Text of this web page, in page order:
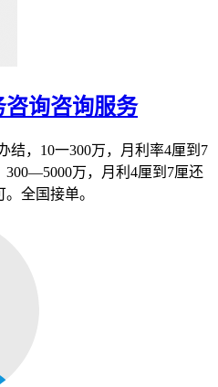
询咨询服务
结，10一300万，月利率4厘到7
万，月利4厘到7厘还
全国接单。